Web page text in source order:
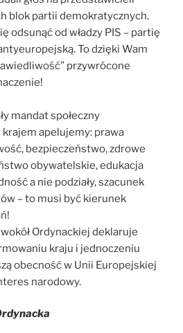
blok partii demokratycznych.
odsunąć od władzy PIS – partię
To dzięki Wam
przywrócone
mandat społeczny
apelujemy: prawa
bezpieczeństwo, zdrowe
obywatelskie, edukacja
a nie podziały, szacunek
– to musi być kierunek
Ordynackiej deklaruje
kraju i jednoczeniu
obecność w Unii Europejskiej
narodowy.